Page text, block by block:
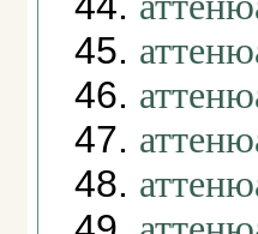
45.
46.
47.
48.